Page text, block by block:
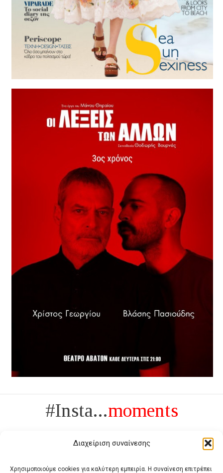
Διαχείριση συναίνεσης
Χρησιμοποιούμε cookies για καλύτερη εμπειρία. Η συναίνεση επιτρέπει
#Insta...moments